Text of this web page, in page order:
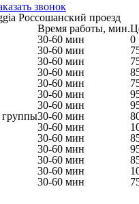
звонок
Россошанский проезд
Время работы, мин.
30-60 мин 0
30-60 мин
30-60 мин
30-60 мин
30-60 мин
30-60 мин
30-60 мин
группы30-60 мин
30-60 мин
30-60 мин
30-60 мин
30-60 мин
30-60 мин
30-60 мин